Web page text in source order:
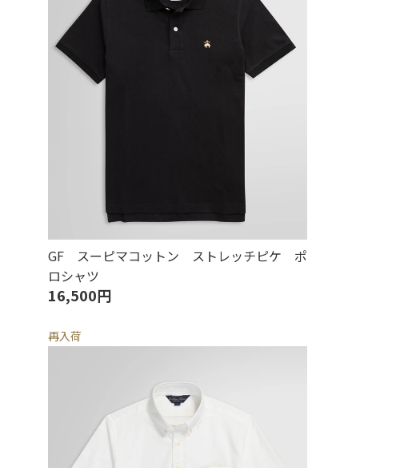
GF スーピマコットン ストレッチピケ ポ
ロシャツ
16,500円
再入荷